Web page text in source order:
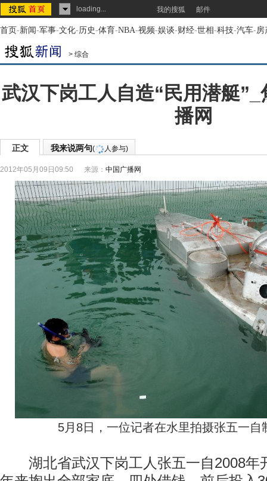
loading... 我的搜狐 邮件
首页-新闻-军事-文化-历史-体育-NBA-视频-娱谈-财经-世相-科技-汽车-房
> 综合
武汉下岗工人自造“民用潜艇
播网
正文 我来说两句( 人参与)
2012年05月09日09:50 来源： 中国广播网
5月8日，一位记者在水里拍摄张五一自
湖北省武汉下岗工人张五一自2008年